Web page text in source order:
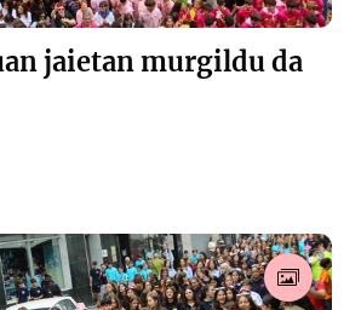
jaietan murgildu da